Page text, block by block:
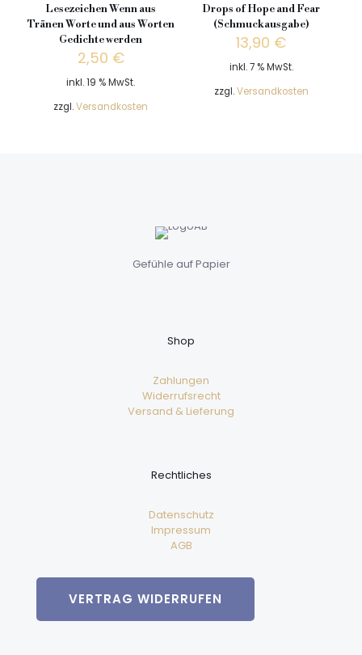
Lesezeichen Wenn aus
Tränen Worte und aus Worten
Gedichte werden
2,50 €
inkl. 19 % MwSt.
zzgl.Versandkosten
Drops of Hope and Fear
(Schmuckausgabe)
13,90 €
inkl. 7 % MwSt.
zzgl.Versandkosten
Gefühle auf Papier
Shop
Zahlungen
Widerrufsrecht
Versand & Lieferung
Rechtliches
Datenschutz
Impressum
AGB
VERTRAG WIDERRUFEN